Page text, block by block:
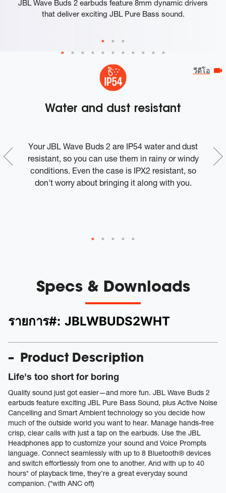
วีดีโอ
JBL Wave Buds 2 earbuds feature 8mm dynamic drivers
that deliver exciting JBL Pure Bass sound.
Water and dust resistant
Your JBL Wave Buds 2 are IP54 water and dust
resistant, so you can use them in rainy or windy
conditions. Even the case is IPX2 resistant, so
don't worry about bringing it along with you.
Specs & Downloads
รายการ#: JBLWBUDS2WHT
Product Description
Life's too short for boring
Quality sound just got easier—and more fun. JBL Wave Buds 2
earbuds feature exciting JBL Pure Bass Sound, plus Active Noise
Cancelling and Smart Ambient technology so you decide how
much of the outside world you want to hear. Manage hands-free
crisp, clear calls with just a tap on the earbuds. Use the JBL
Headphones app to customize your sound and Voice Prompts
language. Connect seamlessly with up to 8 Bluetooth® devices
and switch effortlessly from one to another. And with up to 40
hours* of playback time, they’re a great everyday sound
companion. (*with ANC off)